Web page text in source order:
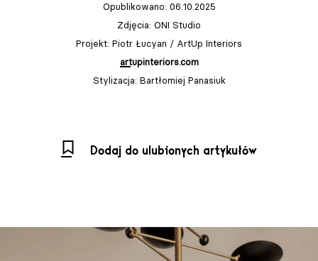
Opublikowano: 06.10.2025
Zdjęcia: ONI Studio
Projekt: Piotr Łucyan / ArtUp Interiors
artupinteriors.com
Stylizacja: Bartłomiej Panasiuk
Dodaj do ulubionych artykułów